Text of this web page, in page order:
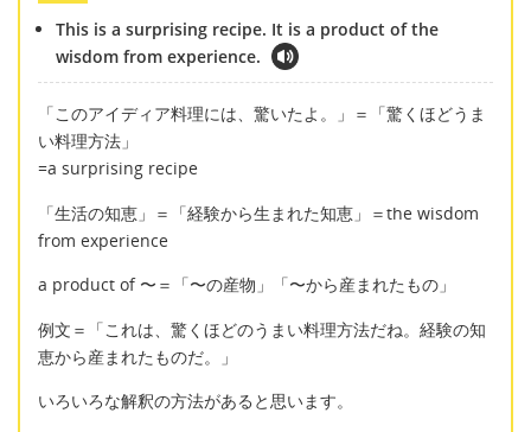
This is a surprising recipe. It is a product of the
wisdom from experience.
「このアイディア料理には、驚いたよ。」＝「驚くほどうま
い料理方法」
=a surprising recipe
「生活の知恵」＝「経験から生まれた知恵」＝the wisdom
from experience
a product of 〜＝「〜の産物」「〜から産まれたもの」
例文＝「これは、驚くほどのうまい料理方法だね。経験の知
恵から産まれたものだ。」
いろいろな解釈の方法があると思います。